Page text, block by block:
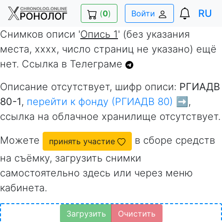
(0) Войти
RU
Снимков описи 'Опись 1' (без указания
места, xxxx, число страниц не указано) ещё
нет. Ссылка в Телеграме
Описание отсутствует, шифр описи: РГИАДВ
80-1, перейти к фонду (РГИАДВ 80) ➡️ ,
ссылка на облачное хранилище отсутствует.
Можете принять участие
в сборе средств
на съёмку, загрузить снимки
самостоятельно здесь или через меню
кабинета.
Загрузить Очистить